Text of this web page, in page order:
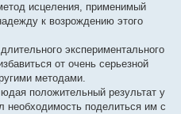
исцеления, применимый
к возрождению этого
экспериментального
от очень серьезной
методами.
положительный результат у
необходимость поделиться им с